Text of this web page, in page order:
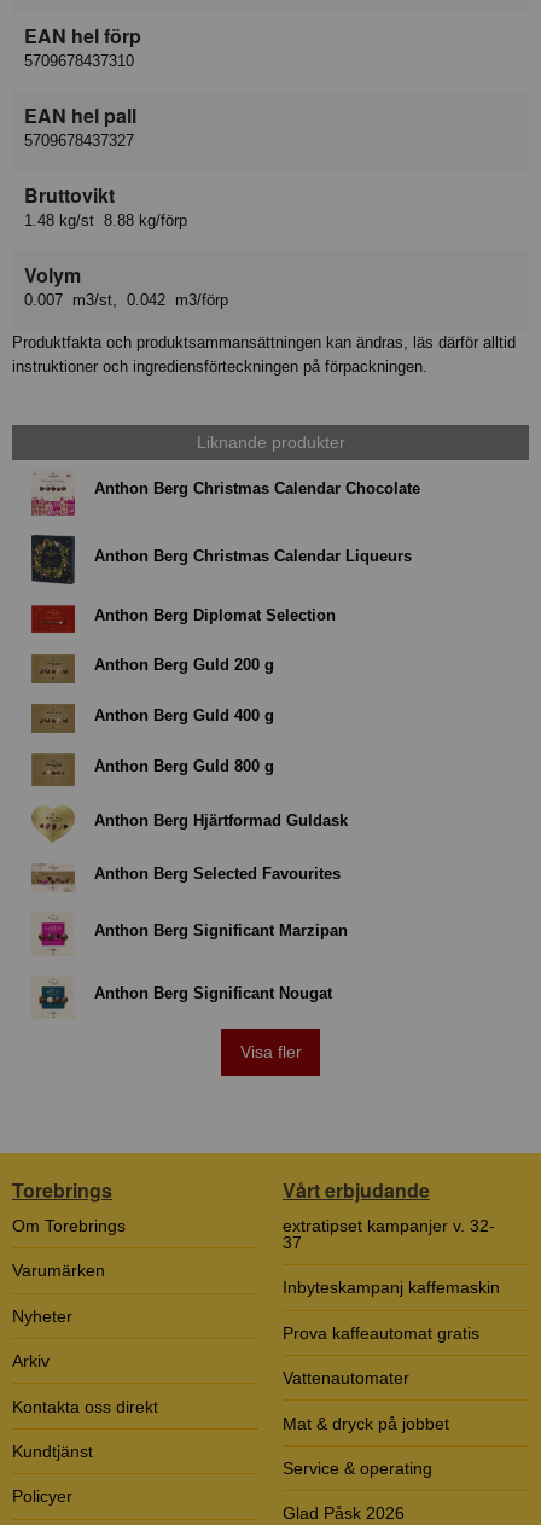
EAN hel förp
5709678437310
EAN hel pall
5709678437327
Bruttovikt
1.48 kg/st 8.88 kg/förp
Volym
0.007 m3/st, 0.042 m3/förp
Produktfakta och produktsammansättningen kan ändras, läs därför alltid
instruktioner och ingrediensförteckningen på förpackningen.
Liknande produkter
Anthon Berg Christmas Calendar Chocolate
Anthon Berg Christmas Calendar Liqueurs
Anthon Berg Diplomat Selection
Anthon Berg Guld 200 g
Anthon Berg Guld 400 g
Anthon Berg Guld 800 g
Anthon Berg Hjärtformad Guldask
Anthon Berg Selected Favourites
Anthon Berg Significant Marzipan
Anthon Berg Significant Nougat
Visa fler
Torebrings
Om Torebrings
Varumärken
Nyheter
Arkiv
Kontakta oss direkt
Kundtjänst
Policyer
Vårt erbjudande
extratipset kampanjer v. 32-
37
Inbyteskampanj kaffemaskin
Prova kaffeautomat gratis
Vattenautomater
Mat & dryck på jobbet
Service & operating
Glad Påsk 2026